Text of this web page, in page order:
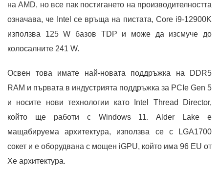
на AMD, но все пак постигането на производителността
означава, че Intel се връща на пистата, Core i9-12900K
използва 125 W базов TDP и може да изсмуче до
колосалните 241 W.
Освен това имате най-новата поддръжка на DDR5
RAM и първата в индустрията поддръжка за PCIe Gen 5
и носите нови технологии като Intel Thread Director,
който ще работи с Windows 11. Alder Lake е
мащабируема архитектура, използва се с LGA1700
сокет и е оборудвана с мощен iGPU, който има 96 EU от
Xe архитектура.